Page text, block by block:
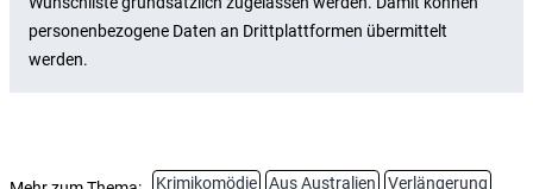
Krimikomödie Aus Australien
Verlängerung